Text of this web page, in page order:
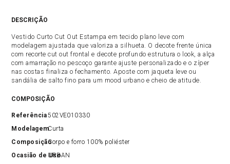
DESCRIÇÃO
Vestido Curto Cut Out Estampa em tecido plano leve com
modelagem ajustada que valoriza a silhueta. O decote frente única
com recorte cut out frontal e decote profundo estrutura o look, a alça
com amarração no pescoço garante ajuste personalizado e o zíper
nas costas finaliza o fechamento. Aposte com jaqueta leve ou
sandália de salto fino para um mood urbano e cheio de atitude.
COMPOSIÇÃO
Referência502VE010330
ModelagemCurta
ComposiçãoCorpo e forro 100% poliéster
Ocasião de Uso
URBAN